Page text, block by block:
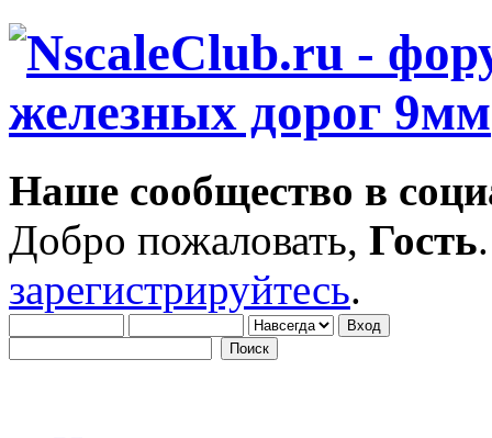
Наше сообщество в
Добро пожаловать, Гость
зарегистрируйтесь.